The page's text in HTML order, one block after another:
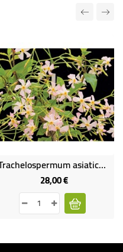
Trachelospermum asiaticum pink shower (lot de 2 plants)
28,00 €Prix